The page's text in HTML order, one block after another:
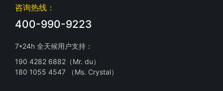
咨询热线：
400-990-9223
7*24h 全天候用户支持：
190 4282 6882（Mr. du）
180 1055 4547 （Ms. Crystal）